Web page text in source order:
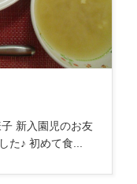
新入園児のお友
た♪ 初めて食...